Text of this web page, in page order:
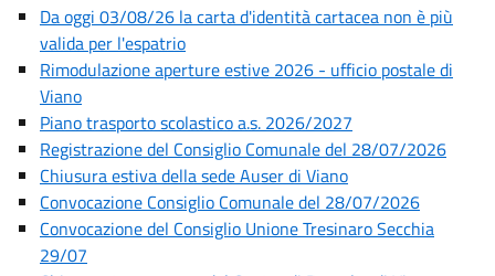
Da oggi 03/08/26 la carta d'identità cartacea non è più
valida per l'espatrio
Rimodulazione aperture estive 2026 - ufficio postale di
Viano
Piano trasporto scolastico a.s. 2026/2027
Registrazione del Consiglio Comunale del 28/07/2026
Chiusura estiva della sede Auser di Viano
Convocazione Consiglio Comunale del 28/07/2026
Convocazione del Consiglio Unione Tresinaro Secchia
29/07